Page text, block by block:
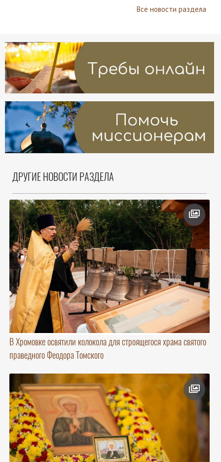
Все новости раздела
ДРУГИЕ НОВОСТИ РАЗДЕЛА
В Хромовке освятили колокола для строящегося храма святого
праведного Феодора Томского